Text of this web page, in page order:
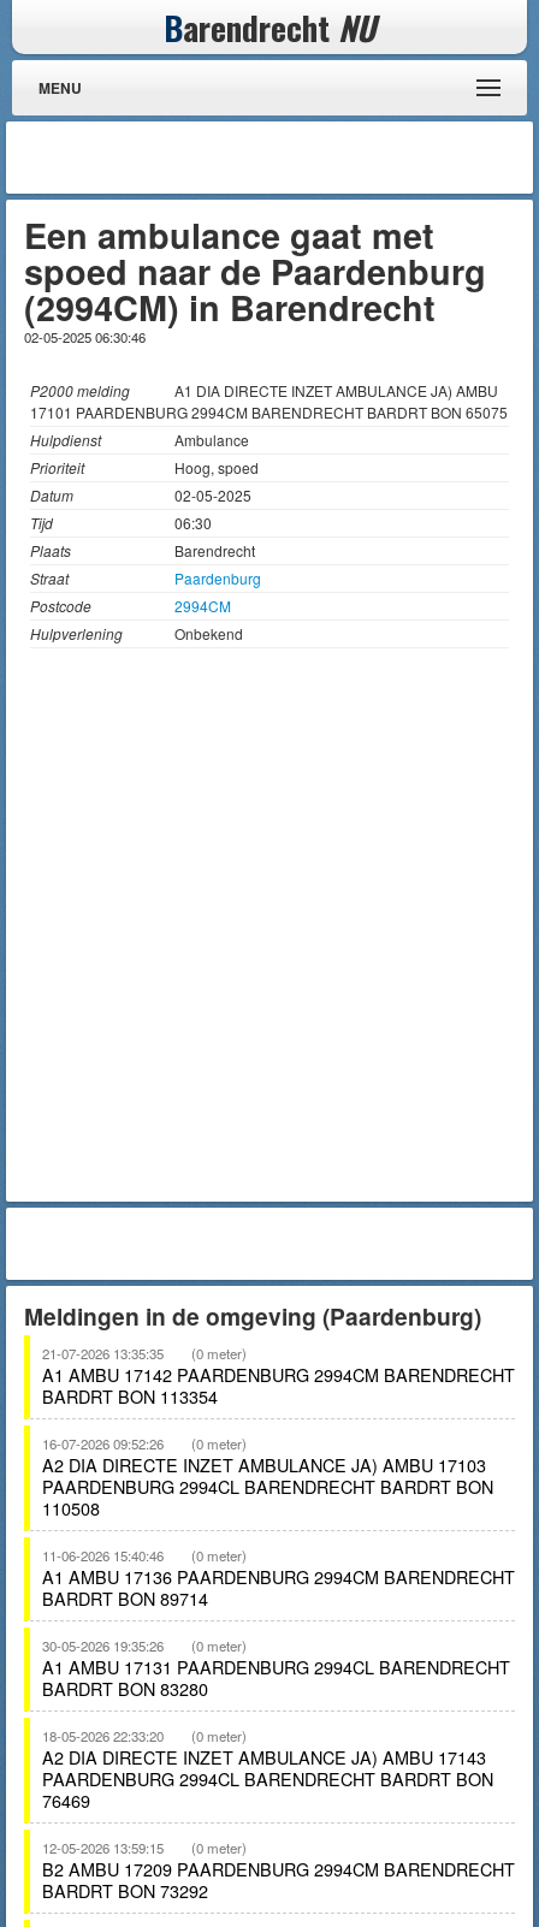
Barendrecht NU
MENU
Een ambulance gaat met
spoed naar de Paardenburg
(2994CM) in Barendrecht
02-05-2025 06:30:46
P2000 melding
A1 DIA DIRECTE INZET AMBULANCE JA) AMBU
17101 PAARDENBURG 2994CM BARENDRECHT BARDRT BON 65075
Hulpdienst
Ambulance
Prioriteit
Hoog, spoed
Datum
02-05-2025
Tijd
06:30
Plaats
Barendrecht
Straat
Paardenburg
Postcode
2994CM
Hulpverlening
Onbekend
Meldingen in de omgeving (Paardenburg)
21-07-2026 13:35:35 (0 meter)
A1 AMBU 17142 PAARDENBURG 2994CM BARENDRECHT
BARDRT BON 113354
16-07-2026 09:52:26 (0 meter)
A2 DIA DIRECTE INZET AMBULANCE JA) AMBU 17103
PAARDENBURG 2994CL BARENDRECHT BARDRT BON
110508
11-06-2026 15:40:46 (0 meter)
A1 AMBU 17136 PAARDENBURG 2994CM BARENDRECHT
BARDRT BON 89714
30-05-2026 19:35:26 (0 meter)
A1 AMBU 17131 PAARDENBURG 2994CL BARENDRECHT
BARDRT BON 83280
18-05-2026 22:33:20 (0 meter)
A2 DIA DIRECTE INZET AMBULANCE JA) AMBU 17143
PAARDENBURG 2994CL BARENDRECHT BARDRT BON
76469
12-05-2026 13:59:15 (0 meter)
B2 AMBU 17209 PAARDENBURG 2994CM BARENDRECHT
BARDRT BON 73292